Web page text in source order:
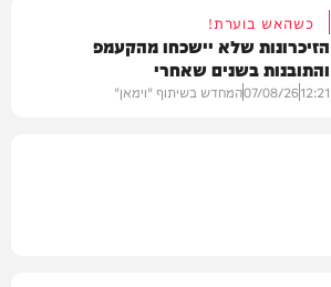
כשהאש בוערת!
הזיכרונות שלא יישכחו מהקעמפ
והתובנות בשנים שאחרי
12:21
07/08/26המחדש בשיתוף "וימאן"